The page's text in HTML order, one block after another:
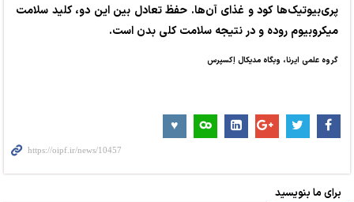
پری‌بیوتیک‌ها کود و غذای آن‌ها. حفظ تعادل بین این دو، کلید سلامت
میکروبیوم روده و در نتیجه سلامت کلی بدن است.
گروه علمی ایرنا، وبگاه مدیکال اِکسپرس
برای ما بنویسید